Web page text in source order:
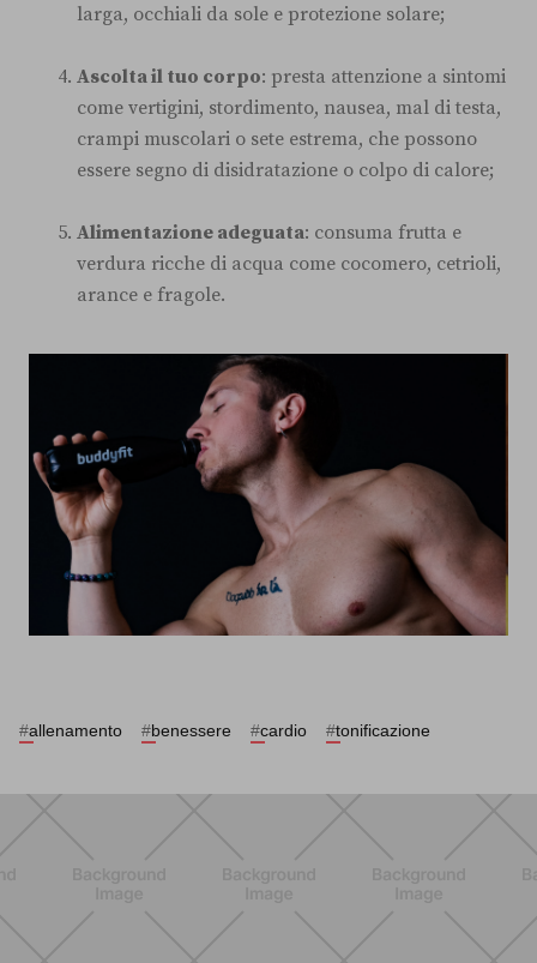
larga, occhiali da sole e protezione solare;
Ascolta il tuo corpo: presta attenzione a sintomi
come vertigini, stordimento, nausea, mal di testa,
crampi muscolari o sete estrema, che possono
essere segno di disidratazione o colpo di calore;
Alimentazione adeguata: consuma frutta e
verdura ricche di acqua come cocomero, cetrioli,
arance e fragole.
#allenamento #benessere #cardio #tonificazione